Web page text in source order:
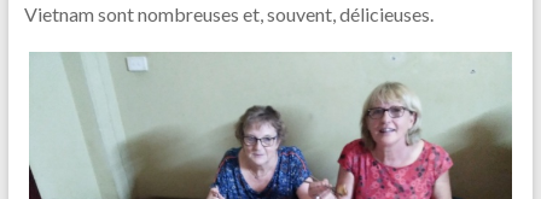
Vietnam sont nombreuses et, souvent, délicieuses.